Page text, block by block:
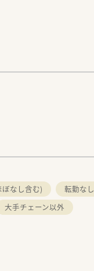
なし含む)
転勤なし
大手チェーン以外